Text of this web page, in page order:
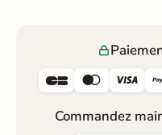
  
Commandez